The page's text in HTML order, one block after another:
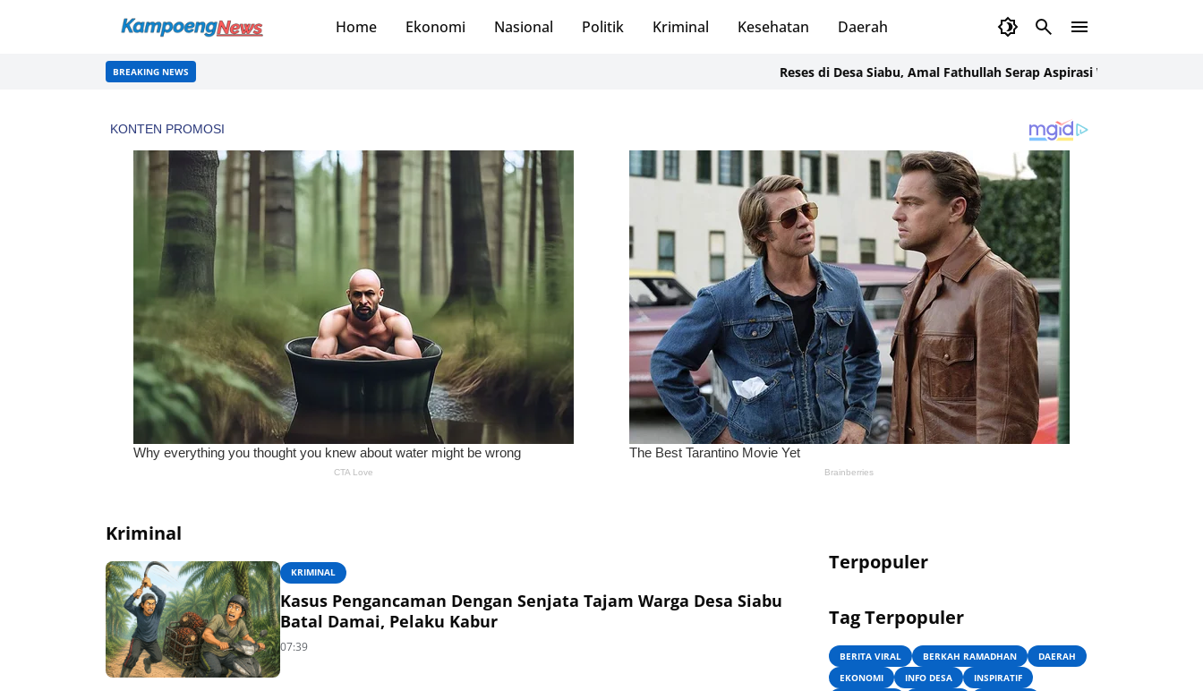
Home Ekonomi Nasional Politik Kriminal Kesehatan Daerah
BREAKING NEWS Reses di Desa Siabu, Amal Fathullah Serap Aspirasi Warga Soal Jembatan
Kriminal
KRIMINAL
Kasus Pengancaman Dengan Senjata Tajam Warga Desa Siabu
Batal Damai, Pelaku Kabur
07:39
Terpopuler
Tag Terpopuler
BERITA VIRAL BERKAH RAMADHAN
DAERAH
EKONOMI
INFO DESA
INSPIRATIF